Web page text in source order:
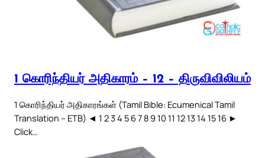
1 கொரிந்தியர் அதிகாரம் – 12 – திருவிவிலியம்
1 கொரிந்தியர் அதிகாரங்கள் (Tamil Bible: Ecumenical Tamil
Translation – ETB) ◄ 1 2 3 4 5 6 7 8 9 10 11 12 13 14 15 16 ►
Click…